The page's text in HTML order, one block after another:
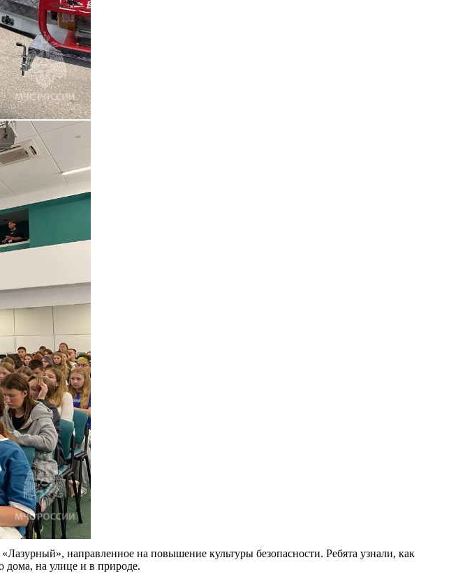
направленное на повышение культуры безопасности. Ребята узнали, как
дома, на улице и в природе.